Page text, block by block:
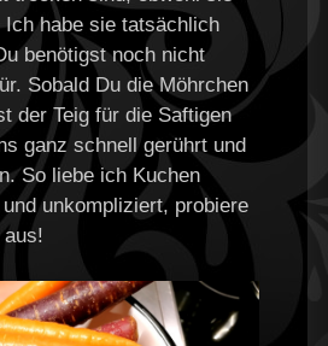
habe sie tatsächlich
benötigst noch nicht
Sobald Du die Möhrchen
der Teig für die Saftigen
ganz schnell gerührt und
So liebe ich Kuchen
unkompliziert, probiere